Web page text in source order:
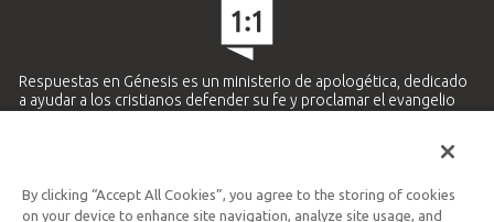
Respuestas en Génesis es un ministerio de apologética, dedicado
a ayudar a los cristianos defender su fe y proclamar el evangelio
Ministerio Hispano y Latinoamericano
By clicking “Accept All Cookies”, you agree to the storing of cookies
on your device to enhance site navigation, analyze site usage, and